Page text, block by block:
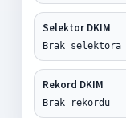
Selektor DKIM
Brak selektora
Rekord DKIM
Brak rekordu